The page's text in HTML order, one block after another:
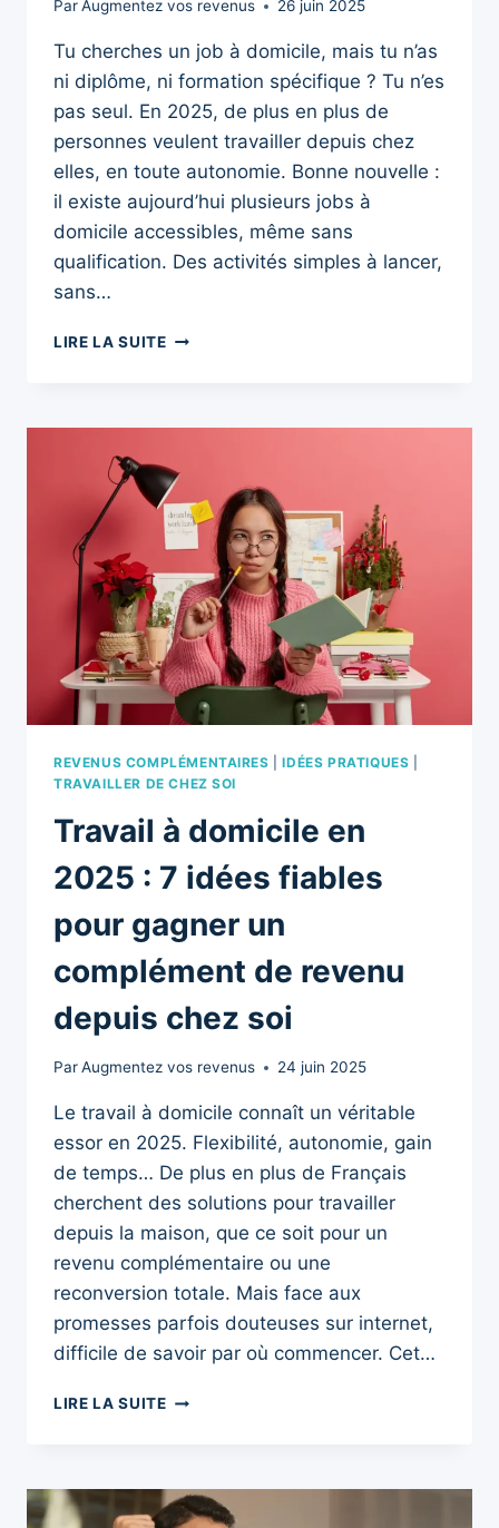
ParAugmentez vos revenus 26 juin 2025
Tu cherches un job à domicile, mais tu n’as
ni diplôme, ni formation spécifique ? Tu n’es
pas seul. En 2025, de plus en plus de
personnes veulent travailler depuis chez
elles, en toute autonomie. Bonne nouvelle :
il existe aujourd’hui plusieurs jobs à
domicile accessibles, même sans
qualification. Des activités simples à lancer,
sans…
LIRE LA SUITEJOB
DIPLÔME
5
ACTIVITÉS
RENTABLES
POUR
DÉBUTER
SANS
PRISE
DE
RISQUE
REVENUS COMPLÉMENTAIRES |IDÉES PRATIQUES
TRAVAILLER DE CHEZ SOI
Travail à domicile en
2025 : 7 idées fiables
pour gagner un
complément de revenu
depuis chez soi
ParAugmentez vos revenus 24 juin 2025
Le travail à domicile connaît un véritable
essor en 2025. Flexibilité, autonomie, gain
de temps… De plus en plus de Français
cherchent des solutions pour travailler
depuis la maison, que ce soit pour un
revenu complémentaire ou une
reconversion totale. Mais face aux
promesses parfois douteuses sur internet,
difficile de savoir par où commencer. Cet…
LIRE LA SUITETRAVAIL
2025